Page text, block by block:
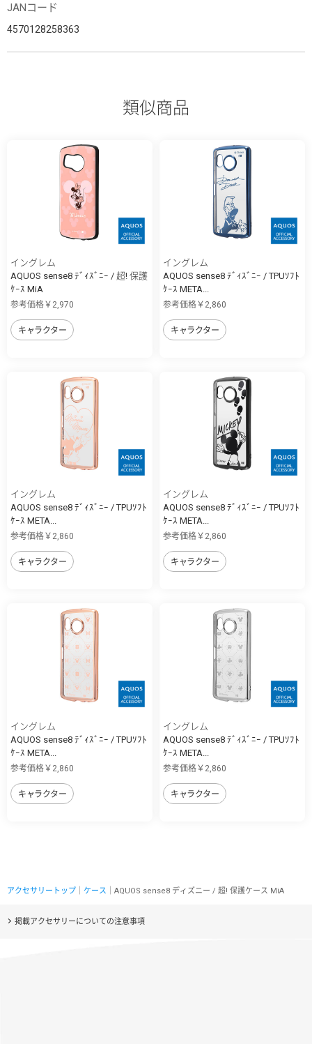
JANコード
4570128258363
類似商品
イングレム
AQUOS sense8 ﾃﾞｨｽﾞﾆｰ / 超! 保護
ｹｰｽ MiA
参考価格￥2,970
キャラクター
イングレム
AQUOS sense8 ﾃﾞｨｽﾞﾆｰ / TPUｿﾌﾄ
ｹｰｽ META...
参考価格￥2,860
キャラクター
イングレム
AQUOS sense8 ﾃﾞｨｽﾞﾆｰ / TPUｿﾌﾄ
ｹｰｽ META...
参考価格￥2,860
キャラクター
イングレム
AQUOS sense8 ﾃﾞｨｽﾞﾆｰ / TPUｿﾌﾄ
ｹｰｽ META...
参考価格￥2,860
キャラクター
イングレム
AQUOS sense8 ﾃﾞｨｽﾞﾆｰ / TPUｿﾌﾄ
ｹｰｽ META...
参考価格￥2,860
キャラクター
イングレム
AQUOS sense8 ﾃﾞｨｽﾞﾆｰ / TPUｿﾌﾄ
ｹｰｽ META...
参考価格￥2,860
キャラクター
アクセサリートップ ケース ｜AQUOS sense8 ディズニー / 超! 保護ケース MiA
掲載アクセサリーについての注意事項